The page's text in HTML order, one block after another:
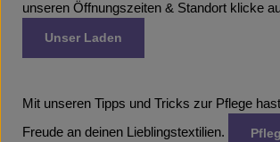
unseren Öffnungszeiten & Standort klicke
Unser Laden
Mit unseren Tipps und Tricks zur Pflege
Freude an deinen Lieblingstextilien.